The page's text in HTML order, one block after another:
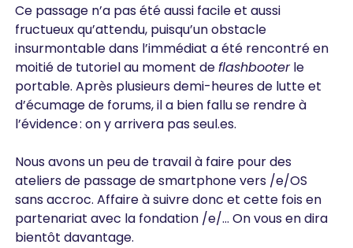
Ce passage n’a pas été aussi facile et aussi
fructueux qu’attendu, puisqu’un obstacle
insurmontable dans l’immédiat a été rencontré en
moitié de tutoriel au moment deflashbooterle
portable. Après plusieurs demi-heures de lutte et
d’écumage de forums, il a bien fallu se rendre à
l’évidence : on y arrivera pas seul.es.
Nous avons un peu de travail à faire pour des
ateliers de passage de smartphone vers /e/OS
sans accroc. Affaire à suivre donc et cette fois en
partenariat avec la fondation /e/… On vous en dira
bientôt davantage.